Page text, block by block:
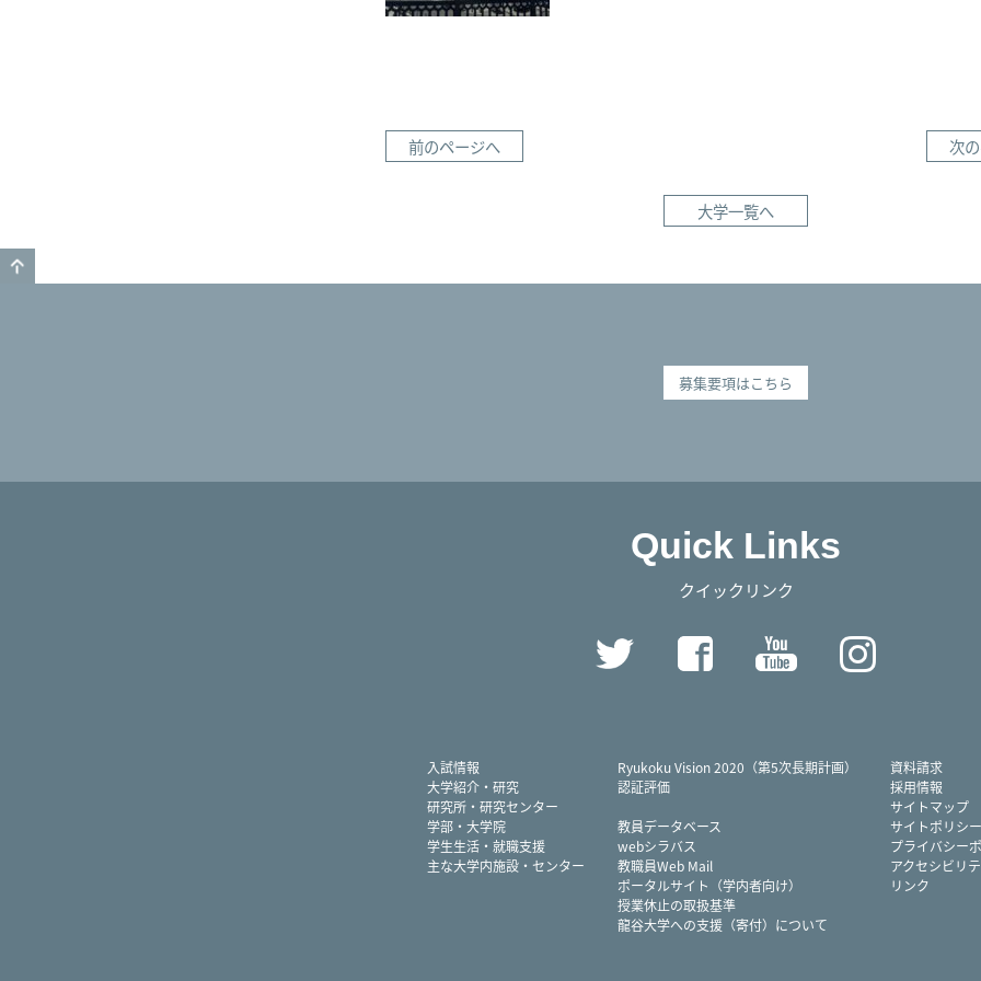
前のページへ 次
大学一覧へ
募集要項はこちら
Quick Links
クイックリンク
Twitter FacebookYouTube
入試情報
大学紹介・研究
研究所・研究センター
学部・大学院
学生生活・就職支援
主な大学内施設・センター
Ryukoku Vision 2020（第5次長期計画）
認証評価
教員データベース
webシラバス
教職員Web Mail
ポータルサイト（学内者向け）
授業休止の取扱基準
龍谷大学への支援（寄付）について
資料請求
採用情報
サイトマップ
サイトポリシー
プライバシー
アクセシビリ
リンク